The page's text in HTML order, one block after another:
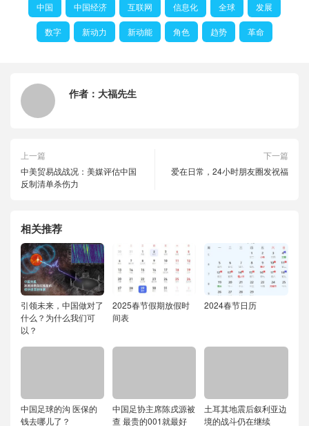
中国 中国经济 互联网 信息化 全球 发展
数字 新动力 新动能 角色 趋势 革命
作者： 大福先生
上一篇
中美贸易战战况：美媒评估中国
反制清单杀伤力
下一篇
爱在日常，24小时朋友圈发祝福
相关推荐
引领未来，中国做对了
什么？为什么我们可
以？
2025春节假期放假时
间表
2024春节日历
中国足球的沟 医保的
钱去哪儿了？
中国足协主席陈戌源被
查 最贵的001就最好
土耳其地震后叙利亚边
境的战斗仍在继续